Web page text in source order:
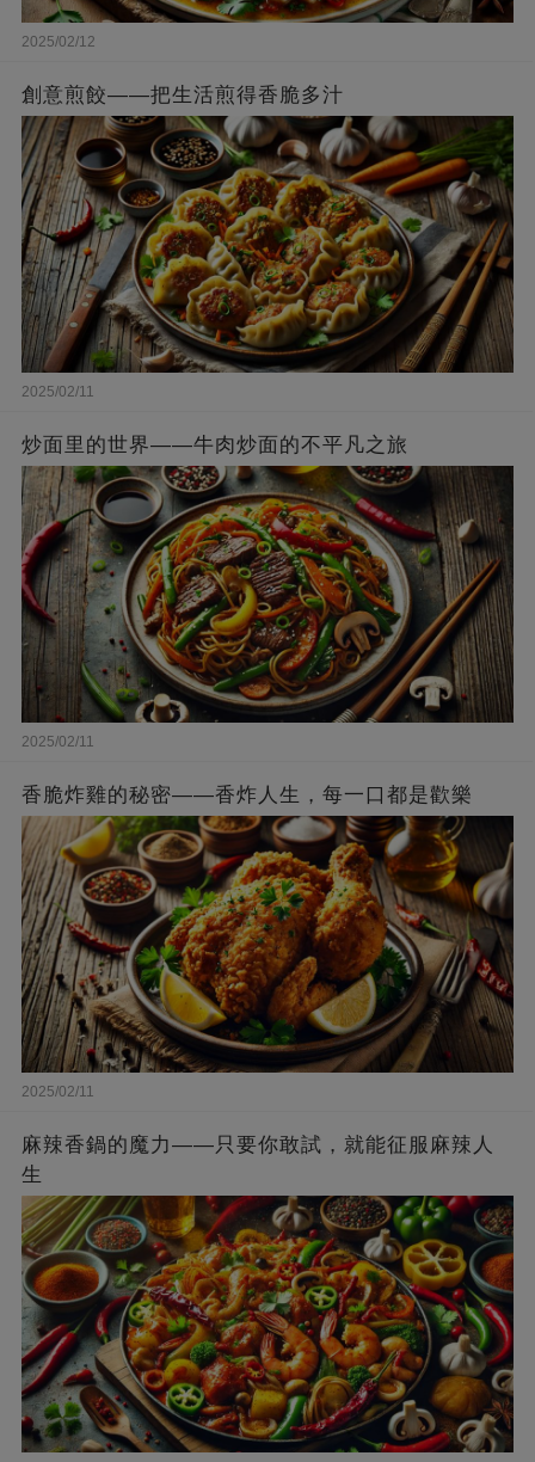
2025/02/12
創意煎餃——把生活煎得香脆多汁
2025/02/11
炒面里的世界——牛肉炒面的不平凡之旅
2025/02/11
香脆炸雞的秘密——香炸人生，每一口都是歡樂
2025/02/11
麻辣香鍋的魔力——只要你敢試，就能征服麻辣人
生